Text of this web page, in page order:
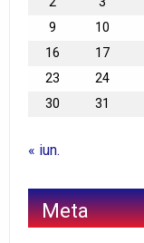
9
10
16
17
23
24
30
31
« iun.
Meta